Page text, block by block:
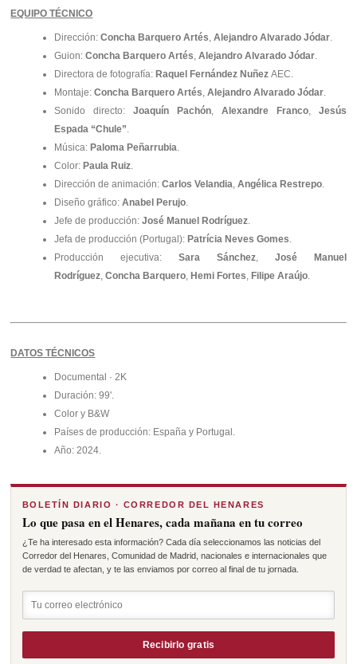
EQUIPO TÉCNICO
Dirección:Concha Barquero Artés,Alejandro Alvarado Jódar.
Guion:Concha Barquero Artés,Alejandro Alvarado Jódar.
Directora de fotografía: Raquel Fernández NuñezAEC.
Montaje:Concha Barquero Artés,Alejandro Alvarado Jódar.
Sonido directo:Joaquín Pachón, Alexandre Franco, Jesús
Espada “Chule”.
Música: Paloma Peñarrubia.
Color: Paula Ruiz.
Dirección de animación:Carlos Velandia,Angélica Restrepo.
Diseño gráfico:Anabel Perujo.
Jefe de producción:José Manuel Rodríguez.
Jefa de producción (Portugal): Patrícia Neves Gomes.
Producción ejecutiva:Sara Sánchez, José Manuel
Rodríguez,Concha Barquero, Hemi Fortes, Filipe Araújo.
DATOS TÉCNICOS
Documental · 2K
Duración: 99'.
Color y B&W
Países de producción: España y Portugal.
Año: 2024.
BOLETÍN DIARIO · CORREDOR DEL HENARES
Lo que pasa en el Henares, cada mañana en tu correo
¿Te ha interesado esta información? Cada día seleccionamos las noticias del
Corredor del Henares, Comunidad de Madrid, nacionales e internacionales que
de verdad te afectan, y te las enviamos por correo al final de tu jornada.
Recibirlo gratis